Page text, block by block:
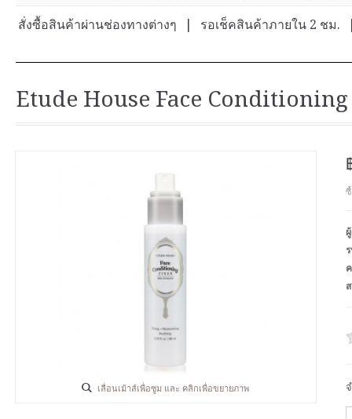
สั่งซื้อสินค้าผ่านช่องทางต่างๆ รอเช็คสินค้าภายใน 2 ชม.
Etude House Face
เลื่อนเม้าส์เพื่อซูม และ คลิกเพื่อขยายภาพ